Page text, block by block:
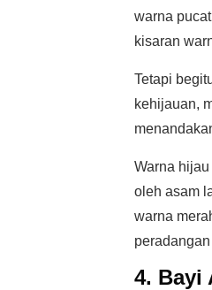
warna
kisaran
Tetapi
kehijauan,
Warna
oleh asam
warna
4. Bayi